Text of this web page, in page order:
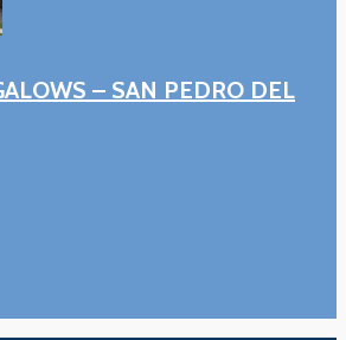
– SAN PEDRO DEL